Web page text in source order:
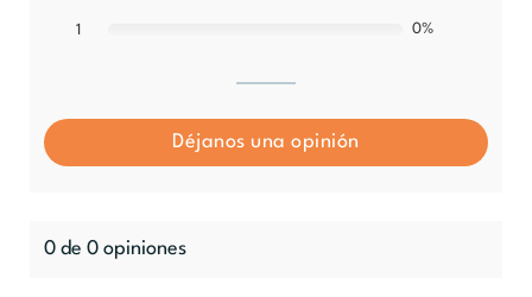
1 0%
Déjanos una opinión
0 de 0 opiniones